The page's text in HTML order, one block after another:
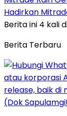
Hadirkan
Berita ini 4 kali
Berita Terbaru